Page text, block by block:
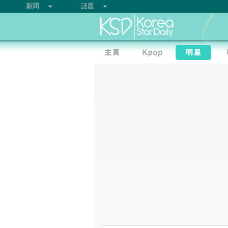
新聞 話題